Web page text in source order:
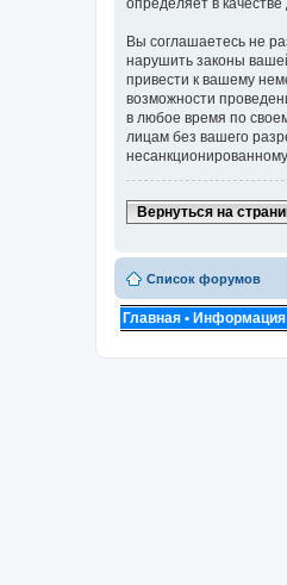
определяет в
Вы соглашаетесь не
нарушить законы
привести к вашему
возможности
в любое время по
лицам без вашего
Вернуться на
Список форумов
Главная • Информация